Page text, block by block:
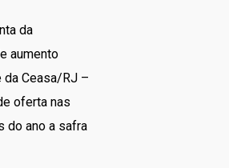
da
aumento
da Ceasa/RJ –
oferta nas
do ano a safra